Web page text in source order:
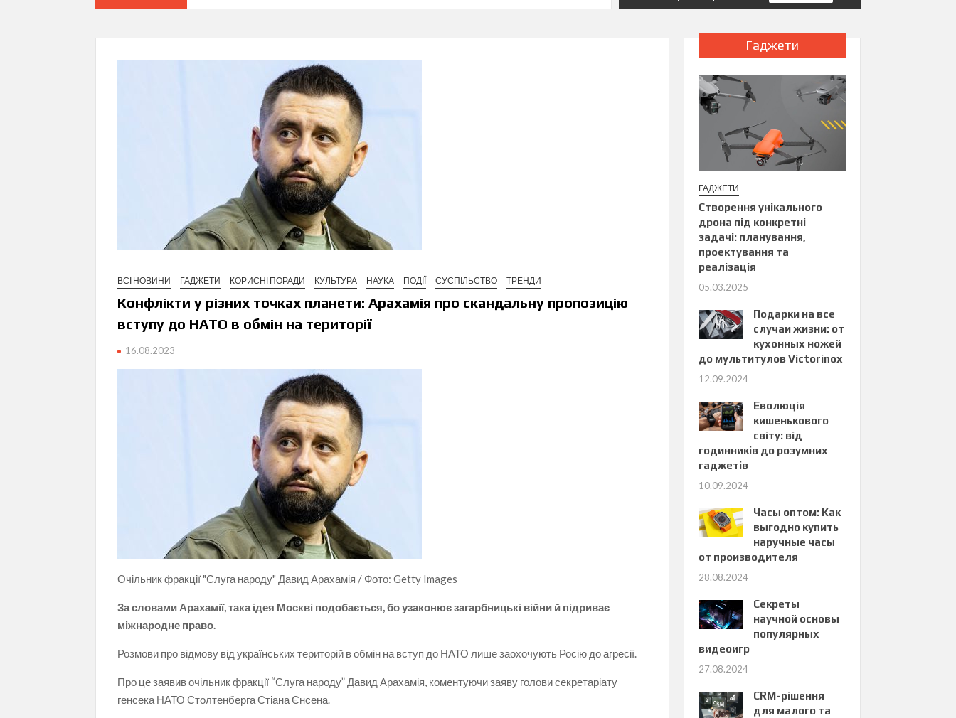
ВСІ НОВИНИ ГАДЖЕТИ КОРИСНІ ПОРАДИ КУЛЬТУРА НАУКА ПОДІЇ СУСПІЛЬСТВО ТРЕНДИ
Конфлікти у різних точках планети: Арахамія про скандальну пропозицію
вступу до НАТО в обмін на території
16.08.2023
Очільник фракції "Слуга народу" Давид Арахамія / Фото: Getty Images
За словами Арахамії, така ідея Москві подобається, бо узаконює загарбницькі війни й підриває
міжнародне право.
Розмови про відмову від українських територій в обмін на вступ до НАТО лише заохочують Росію до агресії.
Про це заявив очільник фракції “Слуга народу” Давид Арахамія, коментуючи заяву голови секретаріату
генсека НАТО Столтенберга Стіана Єнсена.
Гаджети
ГАДЖЕТИ
Створення унікального
дрона під конкретні
задачі: планування,
проектування та
реалізація
05.03.2025
Подарки на все
случаи жизни: от
кухонных ножей
до мультитулов Victorinox
12.09.2024
Еволюція
кишенькового
світу: від
годинників до розумних
гаджетів
10.09.2024
Часы оптом: Как
выгодно купить
наручные часы
от производителя
28.08.2024
Секреты
научной основы
популярных
видеоигр
27.08.2024
CRM-рішення
для малого та